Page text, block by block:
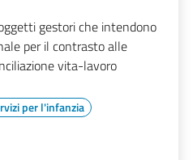
gestori che intendono
per il contrasto alle
vita-lavoro
per l'infanzia